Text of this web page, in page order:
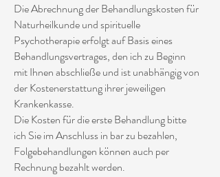
Die Abrechnung der Behandlungskosten für
Naturheilkunde und spirituelle
Psychotherapie erfolgt auf Basis eines
Behandlungsvertrages, den ich zu Beginn
mit Ihnen abschließe und ist unabhängig von
der Kostenerstattung ihrer jeweiligen
Krankenkasse.
Die Kosten für die erste Behandlung bitte
ich Sie im Anschluss in bar zu bezahlen,
Folgebehandlungen können auch per
Rechnung bezahlt werden.